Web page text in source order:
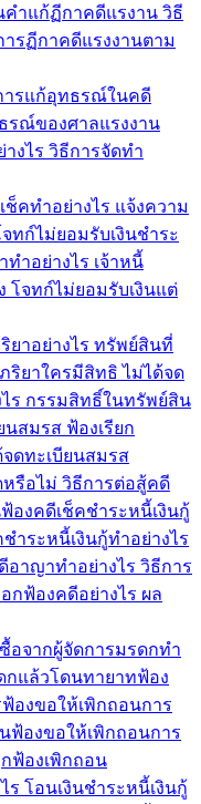
คำแก้ฏีกาคดีแรงาน วิธี
รฏีกาคดีแรงงานตาม
ารแก้อุทธรณ์ในคดี
รณ์ของศาลแรงงาน
งไร วิธีการจัดทำ
ช็คทำอย่างไร แจ้งความ
ทก์ไม่ยอมรับเงินชำระ
ำอย่างไร เจ้าหนี้
โจทก์ไม่ยอมรับเงินแต่
ยาอย่างไร ทรัพย์สินที่
ยาใครมีสิทธิ ไม่ได้จด
ร กรรมสิทธิ์ในทรัพย์สิน
สมรส ฟ้องเรียก
ดทะเบียนสมรส
รือไม่ วิธีการต่อสู้คดี
องคดีเช็คชำระหนี้เงินกู้
ำระหนี้เงินกู้ทำอย่างไร
าญาทำอย่างไร วิธีการ
กฟ้องคดีอย่างไร ผล
อจากผู้จัดการมรดกทำ
กแล้วโดนทายาทฟ้อง
องขอให้เพิกถอนการ
องขอให้เพิกถอนการ
ฟ้องเพิกถอน
โอนเงินชำระหนี้เงินกู้